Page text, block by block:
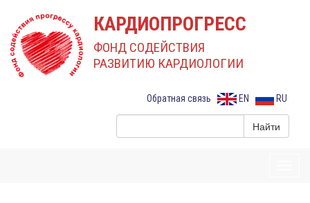
КАРДИОПРОГРЕСС
ФОНД СОДЕЙСТВИЯ
РАЗВИТИЮ КАРДИОЛОГИИ
RU
EN
Обратная связь